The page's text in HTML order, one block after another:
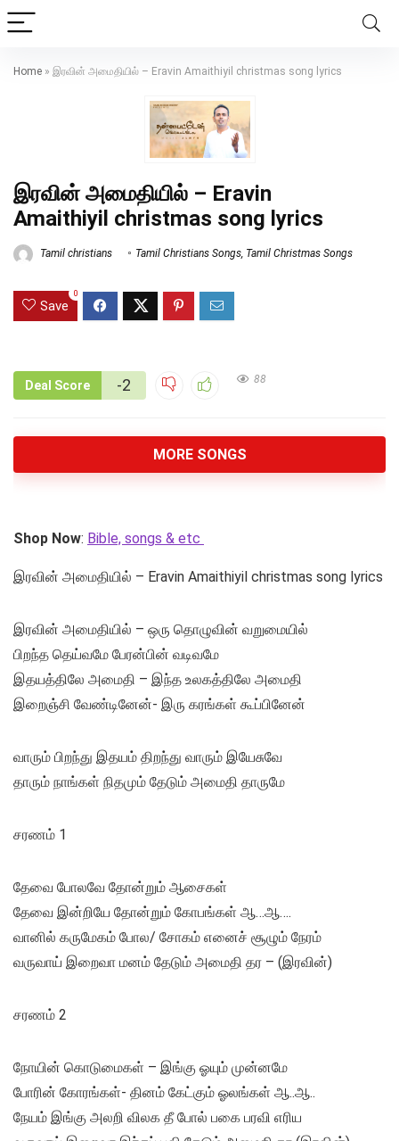
Home » இரவின் அமைதியில் – Eravin Amaithiyil christmas song lyrics
இரவின் அமைதியில் – Eravin
Amaithiyil christmas song lyrics
Tamil christians Tamil Christians Songs Tamil Christmas Songs
Save
0
Deal Score -2 88
MORE SONGS
Shop Now: Bible, songs & etc
இரவின் அமைதியில் – Eravin Amaithiyil christmas song lyrics
இரவின் அமைதியில் – ஒரு தொழுவின் வறுமையில்
பிறந்த தெய்வமே பேரன்பின் வடிவமே
இதயத்திலே அமைதி – இந்த உலகத்திலே அமைதி
இறைஞ்சி வேண்டினேன்- இரு கரங்கள் கூப்பினேன்
வாரும் பிறந்து இதயம் திறந்து வாரும் இயேசுவே
தாரும் நாங்கள் நிதமும் தேடும் அமைதி தாருமே
சரணம் 1
தேவை போலவே தோன்றும் ஆசைகள்
தேவை இன்றியே தோன்றும் கோபங்கள் ஆ…ஆ….
வானில் கருமேகம் போல/ சோகம் எனைச் சூழும் நேரம்
வருவாய் இறைவா மனம் தேடும் அமைதி தர – (இரவின்)
சரணம் 2
நோயின் கொடுமைகள் – இங்கு ஓயும் முன்னமே
போரின் கோரங்கள்- தினம் கேட்கும் ஓலங்கள் ஆ..ஆ..
நேயம் இங்கு அலறி விலக தீ போல் பகை பரவி எரிய